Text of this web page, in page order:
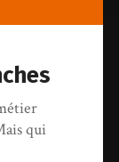
qui